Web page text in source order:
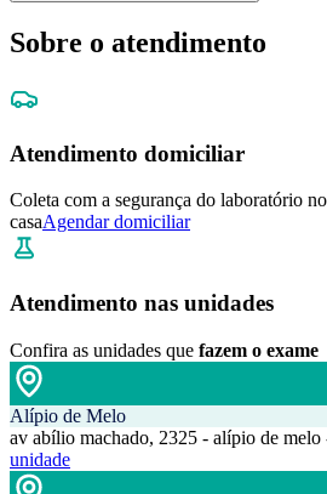
Sobre o atendimento
Atendimento domiciliar
Coleta com a segurança do laboratório
casaAgendar domiciliar
Atendimento nas unidades
Confira as unidades que fazem o exame
Alípio de Melo
av abílio machado, 2325 - alípio de
unidade